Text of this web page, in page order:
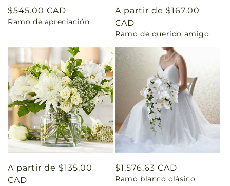
Precio
habitual
$545.00 CAD
Ramo de apreciación
Precio
habitual
A partir de $167.00
CAD
Ramo de querido amigo
Precio
habitual
A partir de $135.00
CAD
Precio
habitual
$1,576.63 CAD
Ramo blanco clásico